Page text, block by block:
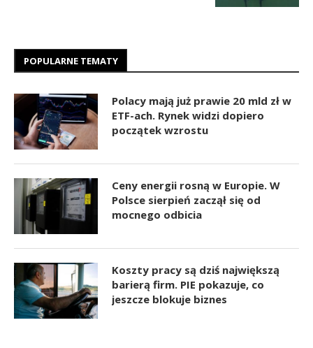
POPULARNE TEMATY
Polacy mają już prawie 20 mld zł w
ETF-ach. Rynek widzi dopiero
początek wzrostu
Ceny energii rosną w Europie. W
Polsce sierpień zaczął się od
mocnego odbicia
Koszty pracy są dziś największą
barierą firm. PIE pokazuje, co
jeszcze blokuje biznes